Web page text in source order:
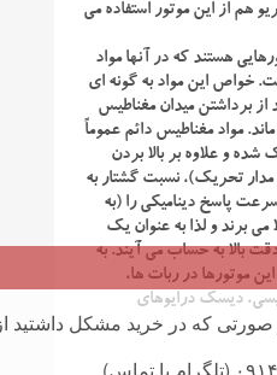
هم از این موتور استفاده می
هستند که در آنها مواد
خواص این مواد به گونه ای
از برداشتن میدان مغناطیس
مواد مغناطیس دائم عموماً
و علاوه بر بالا بردن
تحریک)، نسبت گشتار به
پاسخ دینامیکی را (به
برند و لذا به عنوان یک
بالا به حساب می آیند. به
موتورها در ربات ها،
دیسک درایوهای
که در خرید مشکل داشتید